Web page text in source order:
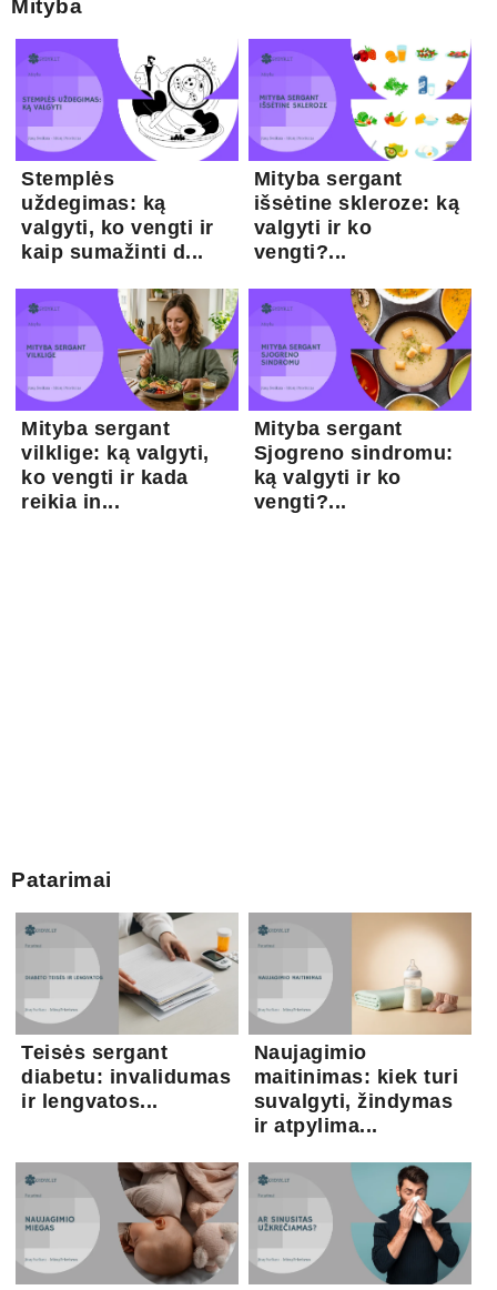
Mityba
Stemplės
uždegimas: ką
valgyti, ko vengti ir
kaip sumažinti d...
Mityba sergant
išsėtine skleroze: ką
valgyti ir ko
vengti?...
Mityba sergant
vilklige: ką valgyti,
ko vengti ir kada
reikia in...
Mityba sergant
Sjogreno sindromu:
ką valgyti ir ko
vengti?...
Patarimai
Teisės sergant
diabetu: invalidumas
ir lengvatos...
Naujagimio
maitinimas: kiek turi
suvalgyti, žindymas
ir atpylima...